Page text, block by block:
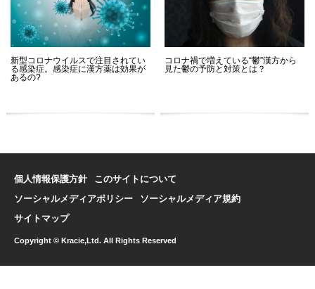
新型コロナウイルスで注目されてい
る感染症。感染症に漢方薬は効果が
あるの?
コロナ禍で増えている“鬱”漢方から
見た鬱の予防と対策とは？
個人情報保護方針
このサイトについて
ソーシャルメディアポリシー
ソーシャルメディア規約
サイトマップ
Copyright © Kracie,Ltd. All Rights Reserved